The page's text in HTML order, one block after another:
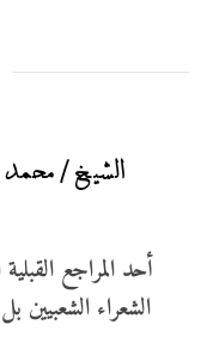
الشيخ / محمد
أحد المراجع
الشعراء الشعبيين